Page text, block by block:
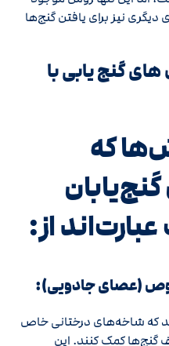
نیز برای یافتن گنج‌ها
گنج‌ یابی با
که
از:
(عصای جادویی):
که شاخه‌های درختانی خاص
گنج‌ها کمک کنند. این